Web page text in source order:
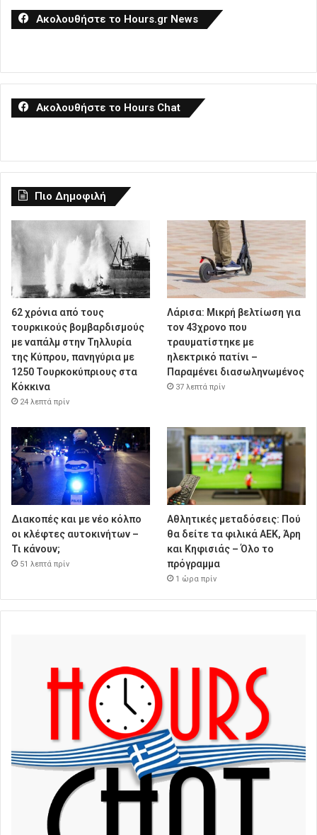
Ακολουθήστε το Hours.gr News
Ακολουθήστε το Hours Chat
Πιο Δημοφιλή
62 χρόνια από τους
τουρκικούς βομβαρδισμούς
με ναπάλμ στην Τηλλυρία
της Κύπρου, πανηγύρια με
1250 Τουρκοκύπριους στα
Κόκκινα
24 λεπτά πρίν
Λάρισα: Μικρή βελτίωση για
τον 43χρονο που
τραυματίστηκε με
ηλεκτρικό πατίνι –
Παραμένει διασωληνωμένος
37 λεπτά πρίν
Διακοπές και με νέο κόλπο
οι κλέφτες αυτοκινήτων –
Τι κάνουν;
51 λεπτά πρίν
Αθλητικές μεταδόσεις: Πού
θα δείτε τα φιλικά ΑΕΚ, Άρη
και Κηφισιάς – Όλο το
πρόγραμμα
1 ώρα πρίν